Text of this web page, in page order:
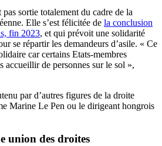
sortie totalement du cadre de la
Elle s’est félicitée de la conclusion
fin 2023, et qui prévoit une solidarité
se répartir les demandeurs d’asile. « Ce
car certains Etats-membres
accueillir de personnes sur le sol »,
par d’autres figures de la droite
Marine Le Pen ou le dirigeant hongrois
union des droites